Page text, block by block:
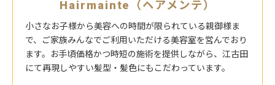
Hairmainte（ヘアメンテ）
小さなお子様から美容への時間が限られている親御様ま
で、ご家族みんなでご利用いただける美容室を営んでおり
ます。お手頃価格かつ時短の施術を提供しながら、江古田
にて再現しやすい髪型・髪色にもこだわっています。